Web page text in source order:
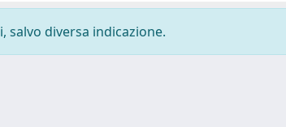
diversa indicazione.